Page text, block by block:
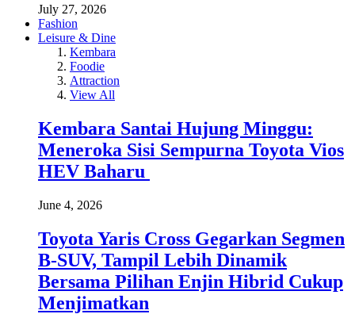
July 27, 2026
Fashion
Leisure & Dine
Kembara
Foodie
Attraction
View All
Kembara Santai Hujung Minggu:
Meneroka Sisi Sempurna Toyota Vios
HEV Baharu
June 4, 2026
Toyota Yaris Cross Gegarkan Segmen
B-SUV, Tampil Lebih Dinamik
Bersama Pilihan Enjin Hibrid Cukup
Menjimatkan